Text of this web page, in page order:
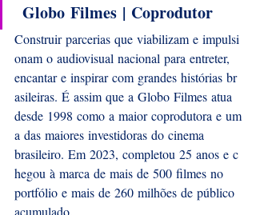
Globo Filmes | Coprodutor
Construir parcerias que viabilizam e impulsi
onam o audiovisual nacional para entreter,
encantar e inspirar com grandes histórias br
asileiras. É assim que a Globo Filmes atua
desde 1998 como a maior coprodutora e um
a das maiores investidoras do cinema
brasileiro. Em 2023, completou 25 anos e c
hegou à marca de mais de 500 filmes no
portfólio e mais de 260 milhões de público
acumulado.